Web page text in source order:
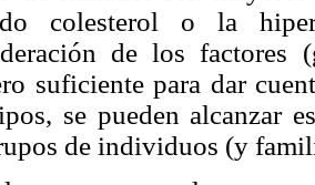
colesterol o la
de los factores
suficiente para dar
se pueden alcanzar
de individuos (y